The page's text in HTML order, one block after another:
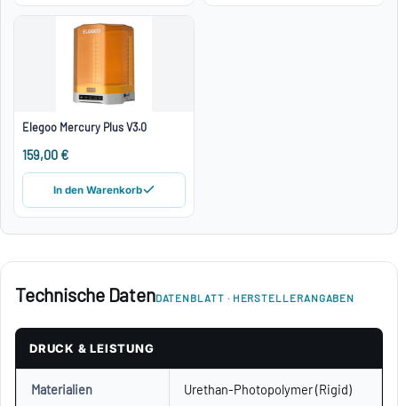
Elegoo Mercury Plus V3.0
159,00 €
In den Warenkorb
Technische DatenDATENBLATT · HERSTELLERANGABEN
DRUCK & LEISTUNG
Materialien Urethan-Photopolymer (Rigid)